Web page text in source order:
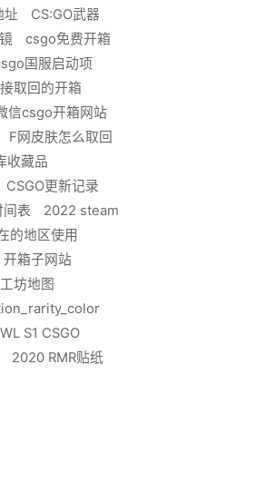
址
CS:GO武器
csgo免费开箱
国服启动项
取回的开箱
信csgo开箱网站
F网皮肤怎么取回
收藏品
CSGO更新记录
表
2022 steam
的地区使用
开箱子网站
坊地图
S1 CSGO
2020 RMR贴纸